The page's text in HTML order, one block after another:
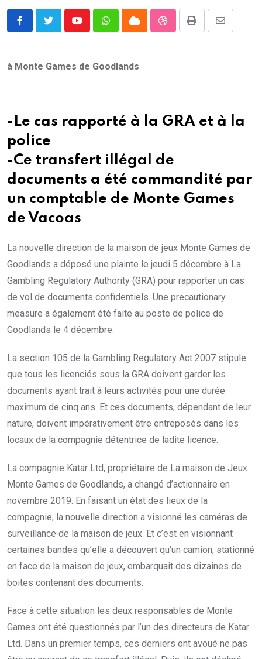
YoutubeWhatsappCloud StumbleUpon
Print
Share
à Monte Games de Goodlands
-Le cas rapporté à la GRA et à la
police
-Ce transfert illégal de
documents a été commandité par
un comptable de Monte Games
de Vacoas
La nouvelle direction de la maison de jeux Monte Games de
Goodlands a déposé une plainte le jeudi 5 décembre à La
Gambling Regulatory Authority (GRA) pour rapporter un cas
de vol de documents confidentiels. Une precautionary
measure a également été faite au poste de police de
Goodlands le 4 décembre.
La section 105 de la Gambling Regulatory Act 2007 stipule
que tous les licenciés sous la GRA doivent garder les
documents ayant trait à leurs activités pour une durée
maximum de cinq ans. Et ces documents, dépendant de leur
nature, doivent impérativement être entreposés dans les
locaux de la compagnie détentrice de ladite licence.
La compagnie Katar Ltd, propriétaire de La maison de Jeux
Monte Games de Goodlands, a changé d’actionnaire en
novembre 2019. En faisant un état des lieux de la
compagnie, la nouvelle direction a visionné les caméras de
surveillance de la maison de jeux. Et c’est en visionnant
certaines bandes qu’elle a découvert qu’un camion, stationné
en face de la maison de jeux, embarquait des dizaines de
boites contenant des documents.
Face à cette situation les deux responsables de Monte
Games ont été questionnés par l’un des directeurs de Katar
Ltd. Dans un premier temps, ces derniers ont avoué ne pas